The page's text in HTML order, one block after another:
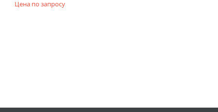
Цена по запросу